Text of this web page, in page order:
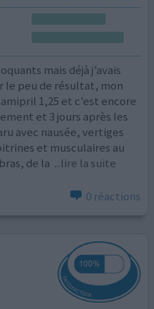
mais déjà j’avais
le peu de résultat, mon
1,25 et c’est encore
et 3 jours après les
avec nausée, vertiges
et musculaires au
de la ...lire la suite
0 réactions